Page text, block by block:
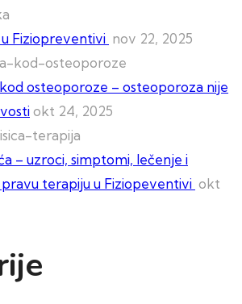
Fiziopreventivi nov 22, 2025
osteoporoze – osteoporoza nije
okt 24, 2025
– uzroci, simptomi, lečenje i
terapiju u Fiziopeventivi okt